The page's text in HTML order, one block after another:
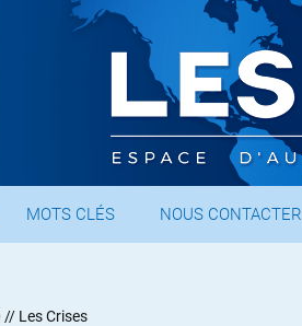
MOTS CLÉS NOUS CONTACTER
// Les Crises